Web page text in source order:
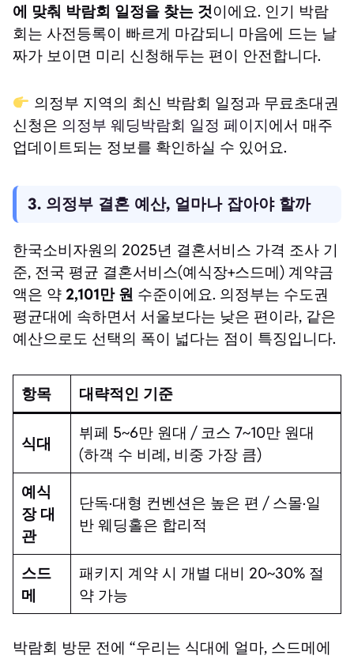
에 맞춰 박람회 일정을 찾는 것이에요. 인기 박람
회는 사전등록이 빠르게 마감되니 마음에 드는 날
짜가 보이면 미리 신청해두는 편이 안전합니다.
의정부 지역의 최신 박람회 일정과 무료초대권
신청은 의정부 웨딩박람회 일정 페이지에서 매주
업데이트되는 정보를 확인하실 수 있어요.
3. 의정부 결혼 예산, 얼마나 잡아야 할까
한국소비자원의 2025년 결혼서비스 가격 조사 기
준, 전국 평균 결혼서비스(예식장+스드메) 계약금
액은 약 2,101만 원 수준이에요. 의정부는 수도권
평균대에 속하면서 서울보다는 낮은 편이라, 같은
예산으로도 선택의 폭이 넓다는 점이 특징입니다.
항목 대략적인 기준
식대
뷔페 5~6만 원대 / 코스 7~10만 원대
(하객 수 비례, 비중 가장 큼)
예식
장 대
관
단독·대형 컨벤션은 높은 편 / 스몰·일
반 웨딩홀은 합리적
스드
메
패키지 계약 시 개별 대비 20~30% 절
약 가능
박람회 방문 전에 “우리는 식대에 얼마, 스드메에